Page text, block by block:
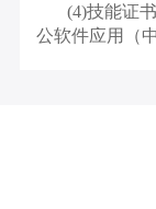
(4)技能证
公软件应用（